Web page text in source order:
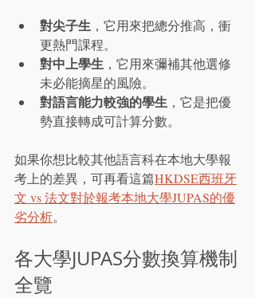
對尖子生 ，它用來把總分推高，衝
更熱門課程。
對中上學生 ，它用來彌補其他選修
未必能摘星的風險。
對語言能力較強的學生 ，它是把優
勢直接轉成可計算分數。
如果你想比較其他語言科在本地大學報
考上的差異，可再看這篇HKDSE西班牙
文 vs 法文對於報考本地大學JUPAS的優
劣分析。
各大學JUPAS分數換算機制
全覽